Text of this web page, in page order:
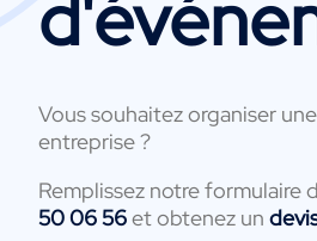
Vous souhaitez organiser
entreprise ?
Remplissez notre formulaire
50 06 56et obtenez un